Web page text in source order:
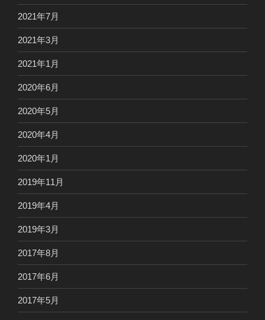
2021年7月
2021年3月
2021年1月
2020年6月
2020年5月
2020年4月
2020年1月
2019年11月
2019年4月
2019年3月
2017年8月
2017年6月
2017年5月